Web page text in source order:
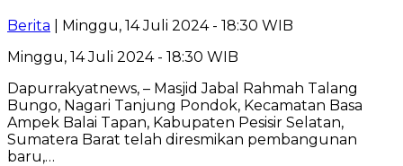
Berita | Minggu, 14 Juli 2024 - 18:30 WIB
Minggu, 14 Juli 2024 - 18:30 WIB
Dapurrakyatnews, – Masjid Jabal Rahmah Talang
Bungo, Nagari Tanjung Pondok, Kecamatan Basa
Ampek Balai Tapan, Kabupaten Pesisir Selatan,
Sumatera Barat telah diresmikan pembangunan
baru,…